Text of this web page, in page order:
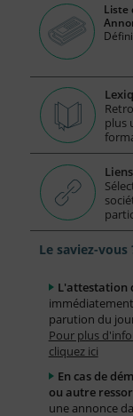
Liste
plus
Le saviez-vous
L'attestation
parution du
Pour plus
cliquez ici
En cas de
ou autre
une annonce